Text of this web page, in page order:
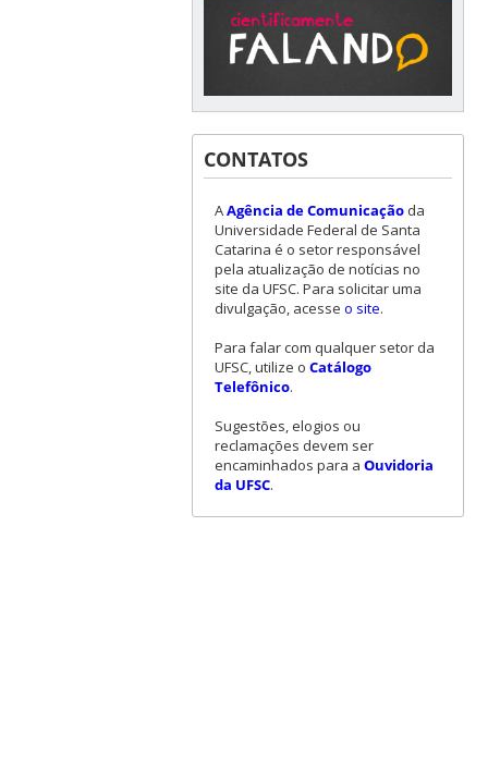
CONTATOS
AAgência de Comunicaçãoda
Universidade Federal de Santa
Catarina é o setor responsável
pela atualização de notícias no
site da UFSC. Para solicitar uma
divulgação, acesse o site.
Para falar com qualquer setor da
UFSC, utilize o Catálogo
Telefônico.
Sugestões, elogios ou
reclamações devem ser
encaminhados para a Ouvidoria
da UFSC.